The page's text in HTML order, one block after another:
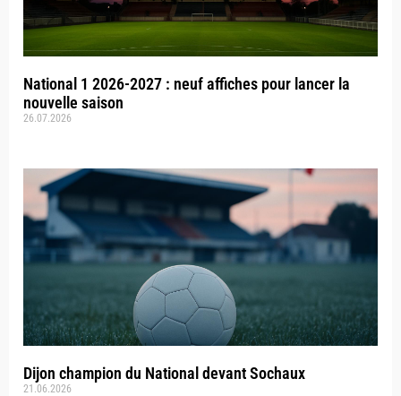
National 1 2026-2027 : neuf affiches pour lancer la
nouvelle saison
26.07.2026
Dijon champion du National devant Sochaux
21.06.2026